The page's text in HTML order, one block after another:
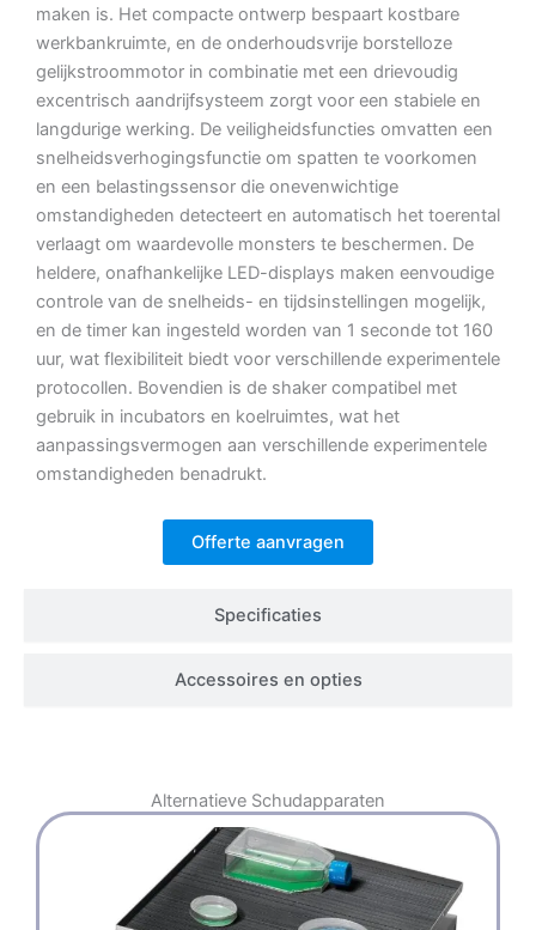
Specificaties
Accessoires en opties
maken is. Het compacte ontwerp bespaart kostbare
werkbankruimte, en de onderhoudsvrije borstelloze
gelijkstroommotor in combinatie met een drievoudig
excentrisch aandrijfsysteem zorgt voor een stabiele en
langdurige werking. De veiligheidsfuncties omvatten een
snelheidsverhogingsfunctie om spatten te voorkomen
en een belastingssensor die onevenwichtige
omstandigheden detecteert en automatisch het toerental
verlaagt om waardevolle monsters te beschermen. De
heldere, onafhankelijke LED-displays maken eenvoudige
controle van de snelheids- en tijdsinstellingen mogelijk,
en de timer kan ingesteld worden van 1 seconde tot 160
uur, wat flexibiliteit biedt voor verschillende experimentele
protocollen. Bovendien is de shaker compatibel met
gebruik in incubators en koelruimtes, wat het
aanpassingsvermogen aan verschillende experimentele
omstandigheden benadrukt.
Offerte aanvragen
Alternatieve Schudapparaten